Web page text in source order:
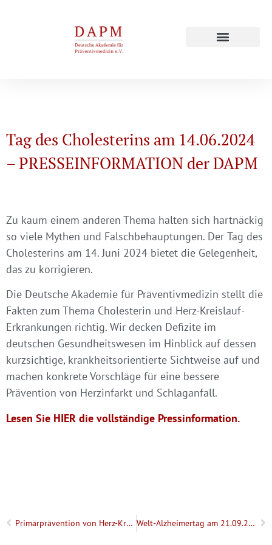
Tag des Cholesterins am 14.06.2024
– PRESSEINFORMATION der DAPM
Zu kaum einem anderen Thema halten sich hartnäckig
so viele Mythen und Falschbehauptungen. Der Tag des
Cholesterins am 14. Juni 2024 bietet die Gelegenheit,
das zu korrigieren.
Die Deutsche Akademie für Präventivmedizin stellt die
Fakten zum Thema Cholesterin und Herz-Kreislauf-
Erkrankungen richtig. Wir decken Defizite im
deutschen Gesundheitswesen im Hinblick auf dessen
kurzsichtige, krankheitsorientierte Sichtweise auf und
machen konkrete Vorschläge für eine bessere
Prävention von Herzinfarkt und Schlaganfall.
Lesen Sie HIER die vollständige Pressinformation.
Primärprävention von Herz-Kreislauf-Erkrankungen Welt-Alzheimertag am 21.09.2024 – Presseinformation der DAPM